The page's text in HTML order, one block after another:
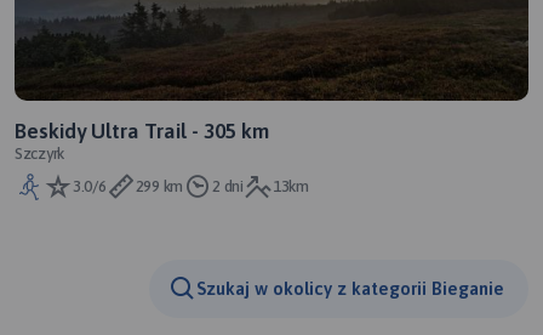
Beskidy Ultra Trail - 305 km
Szczyrk
3.0/6
299 km 2 dni 13km
Szukaj w okolicy z kategorii Bieganie